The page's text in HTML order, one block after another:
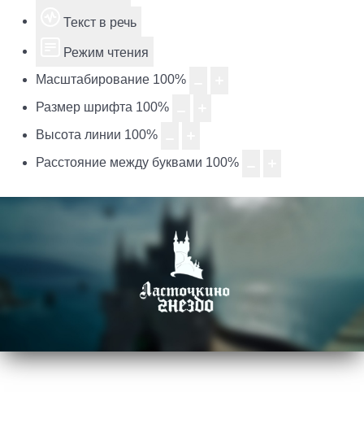
Текст в речь
Режим чтения
Масштабирование 100%
Размер шрифта 100%
Высота линии 100%
Расстояние между буквами 100%